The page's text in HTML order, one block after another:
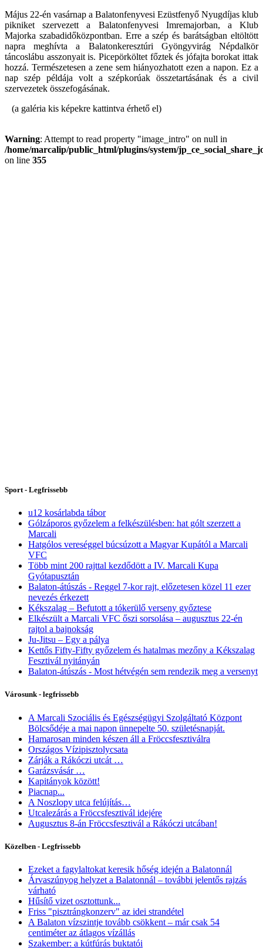
Május 22-én vasárnap a Balatonfenyvesi Ezüstfenyő Nyugdíjas klub
pikniket szervezett a Balatonfenyvesi Imremajorban, a Klub
Majorka szabadidőközpontban. Erre a szép és barátságban eltöltött
napra meghívta a Balatonkeresztúri Gyöngyvirág Népdalkör
táncoslábu asszonyait is. Picepörköltet főztek és jófajta borokat ittak
hozzá. Természetesen a zene sem hiányozhatott ezen a napon. Ez a
nap szép példája volt a szépkorúak összetartásának és a civil
szervezetek összefogásának.
(a galéria kis képekre kattintva érhető el)
Warning: Attempt to read property "image_intro" on null in
/home/marcalip/public_html/plugins/system/
on line 355
Sport - Legfrissebb
u12 kosárlabda tábor
Gólzáporos győzelem a felkészülésben: hat gólt szerzett a
Marcali
Hatgólos vereséggel búcsúzott a Magyar Kupától a Marcali
VFC
Több mint 200 rajttal kezdődött a IV. Marcali Kupa
Gyótapusztán
Balaton-átúszás - Reggel 7-kor rajt, előzetesen közel 11 ezer
nevezés érkezett
Kékszalag – Befutott a tókerülő verseny győztese
Elkészült a Marcali VFC őszi sorsolása – augusztus 22-én
rajtol a bajnokság
Ju-Jitsu – Egy a pálya
Kettős Fifty-Fifty győzelem és hatalmas mezőny a Kékszalag
Fesztivál nyitányán
Balaton-átúszás - Most hétvégén sem rendezik meg a versenyt
Városunk - legfrissebb
A Marcali Szociális és Egészségügyi Szolgáltató Központ
Bölcsődéje a mai napon ünnepelte 50. születésnapját.
Hamarosan minden készen áll a Fröccsfesztiválra
Országos Vízipisztolycsata
Zárják a Rákóczi utcát …
Garázsvásár …
Kapitányok között!
Piacnap...
A Noszlopy utca felújítás…
Utcalezárás a Fröccsfesztivál idejére
Augusztus 8-án Fröccsfesztivál a Rákóczi utcában!
Közelben - Legfrissebb
Ezeket a fagylaltokat keresik hőség idején a Balatonnál
Árvaszúnyog helyzet a Balatonnál – további jelentős rajzás
várható
Hűsítő vizet osztottunk...
Friss "pisztrángkonzerv" az idei strandétel
A Balaton vízszintje tovább csökkent – már csak 54
centiméter az átlagos vízállás
Szakember: a kútfúrás buktatói